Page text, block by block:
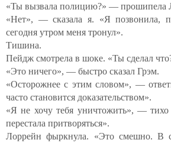
«Ты вызвала полицию?» — прошипела
«Нет», — сказала я. «Я позвонила,
сегодня утром меня тронул».
Тишина.
Пейдж смотрела в шоке. «Ты сделал
«Это ничего», — быстро сказал Грэм.
«Осторожнее с этим словом», —
часто становится доказательством».
«Я не хочу тебя уничтожить», — тихо
перестала притворяться».
Лоррейн фыркнула. «Это смешно. В